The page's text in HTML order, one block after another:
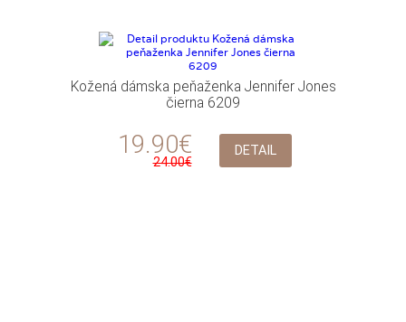
Kožená dámska peňaženka Jennifer Jones
čierna 6209
19.90€
24.00€
DETAIL